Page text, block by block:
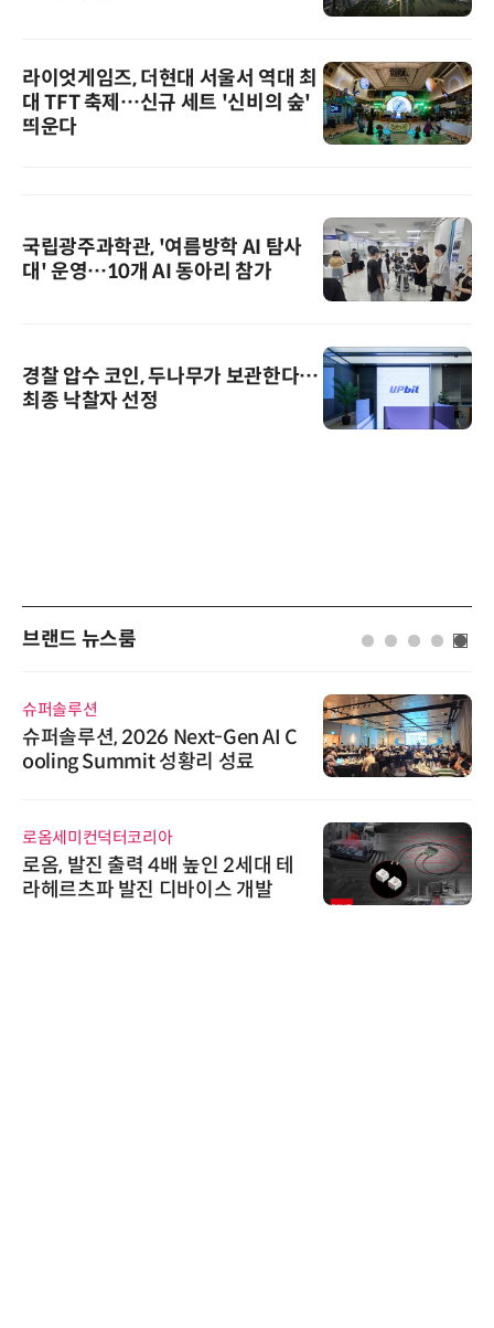
라이엇게임즈, 더현대 서울서 역대 최
대 TFT 축제…신규 세트 '신비의 숲'
띄운다
국립광주과학관, '여름방학 AI 탐사
대' 운영…10개 AI 동아리 참가
경찰 압수 코인, 두나무가 보관한다…
최종 낙찰자 선정
브랜드 뉴스룸
슈퍼솔루션
슈퍼솔루션, 2026 Next-Gen AI C
ooling Summit 성황리 성료
로옴세미컨덕터코리아
로옴, 발진 출력 4배 높인 2세대 테
라헤르츠파 발진 디바이스 개발